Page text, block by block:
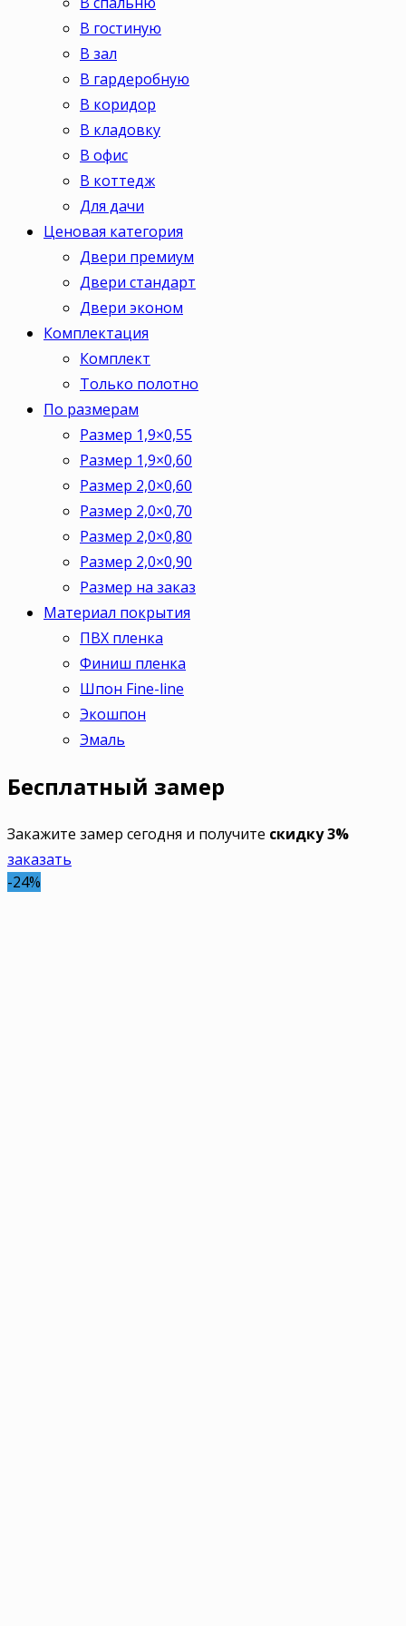
В гостиную
В зал
В гардеробную
В коридор
В кладовку
В офис
В коттедж
Для дачи
Ценовая категория
Двери премиум
Двери стандарт
Двери эконом
Комплектация
Комплект
Только полотно
По размерам
Размер 1,9×0,55
Размер 1,9×0,60
Размер 2,0×0,60
Размер 2,0×0,70
Размер 2,0×0,80
Размер 2,0×0,90
Размер на заказ
Материал покрытия
ПВХ пленка
Финиш пленка
Шпон Fine-line
Экошпон
Эмаль
Бесплатный замер
Закажите замер сегодня и получите скидку 3%
заказать
-24%